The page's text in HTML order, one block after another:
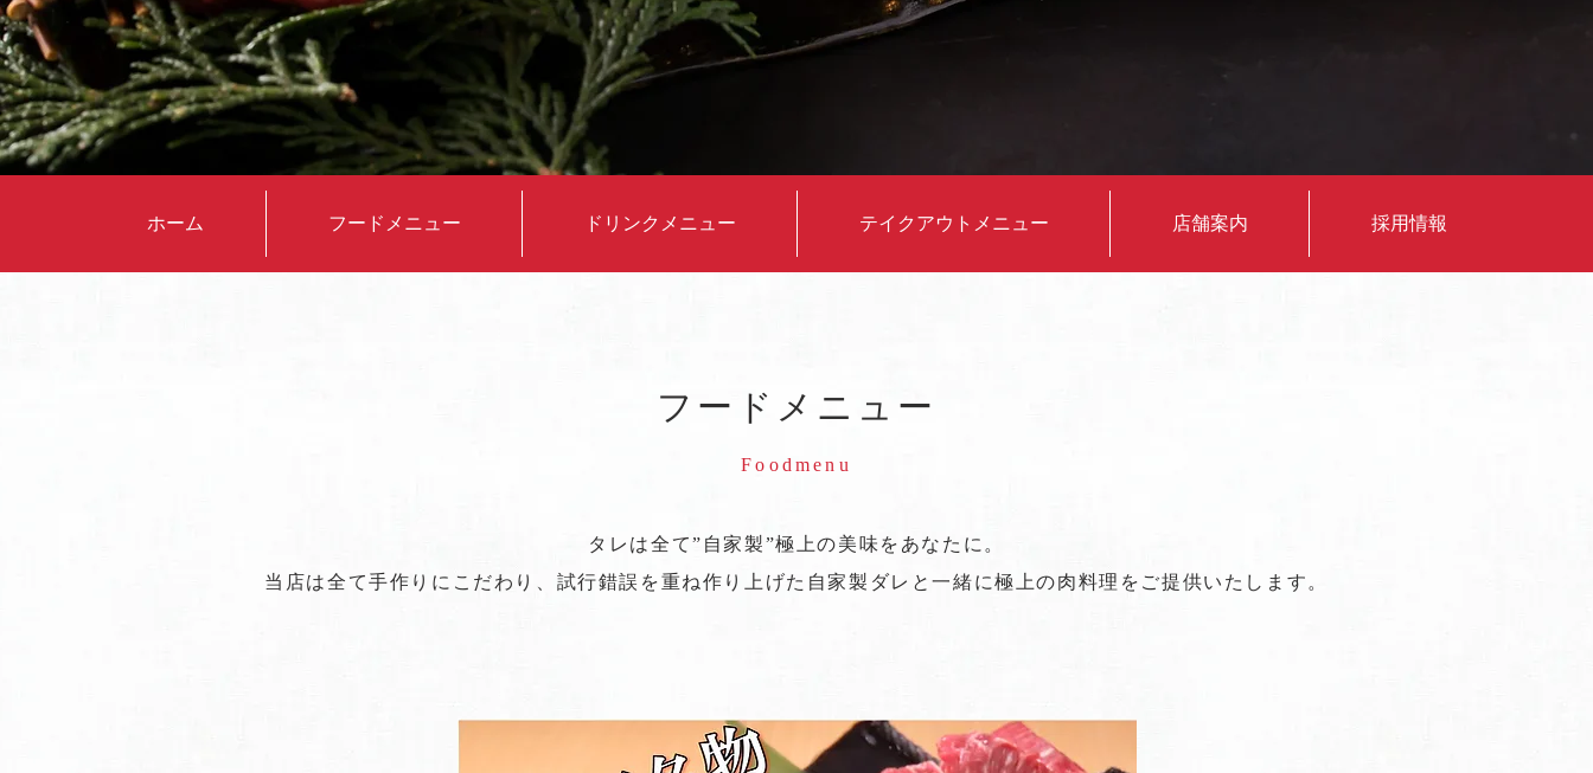
フードメニュー
Foodmenu
タレは全て”自家製”極上の美味をあなたに。
当店は全て手作りにこだわり、試行錯誤を重ね作り上げた自家製ダレと一緒に極上の肉料理をご提供いたします。
ホーム フードメニュー ドリンクメニュー テイクアウトメニュー 店舗案内 採用情報